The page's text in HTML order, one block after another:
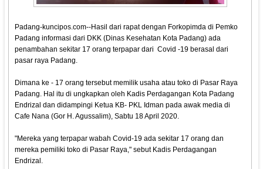
Padang-kuncipos.com--Hasil dari rapat dengan Forkopimda di Pemko
Padang informasi dari DKK (Dinas Kesehatan Kota Padang) ada
penambahan sekitar 17 orang terpapar dari Covid -19 berasal dari
pasar raya Padang.
Dimana ke - 17 orang tersebut memilik usaha atau toko di Pasar Raya
Padang. Hal itu di ungkapkan oleh Kadis Perdagangan Kota Padang
Endrizal dan didampingi Ketua KB- PKL Idman pada awak media di
Cafe Nana (Gor H. Agussalim), Sabtu 18 April 2020.
"Mereka yang terpapar wabah Covid-19 ada sekitar 17 orang dan
mereka pemiliki toko di Pasar Raya," sebut Kadis Perdagangan
Endrizal.